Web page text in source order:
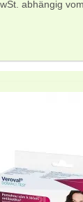
abhängig